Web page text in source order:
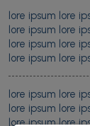
lore ipsum lore
lore ipsum lore
lore ipsum lore
lore ipsum lore
lore ipsum lore
lore ipsum lore
lore ipsum lore